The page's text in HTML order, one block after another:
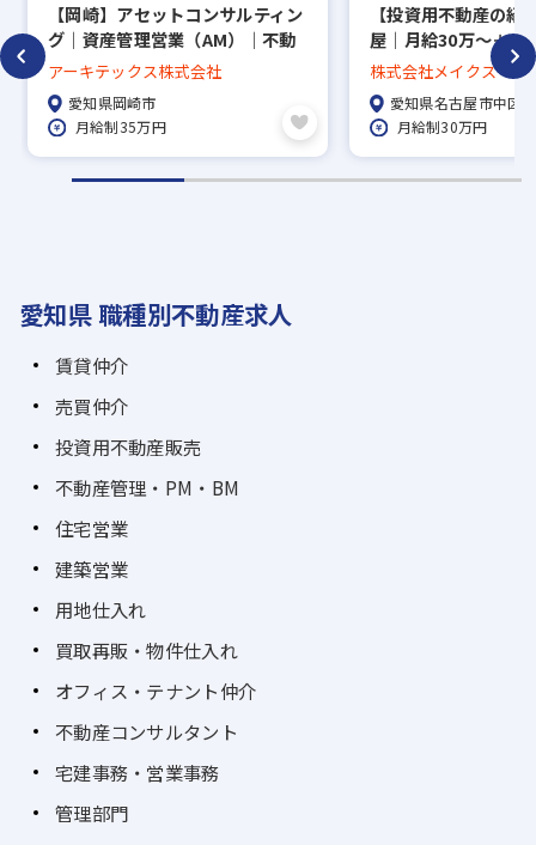
【岡崎】アセットコンサルティン
グ｜資産管理営業（AM）｜不動
産コンサルタントとして成長出来
る環境
アーキテックス株式会社
愛知県岡崎市
月給制35万円
【投資用不動産の紹
屋｜月給30万～＋イ
｜土日祝休｜未経験
合格祝金100万円あ
株式会社メイクス
愛知県名古屋市中区
月給制30万円
愛知県 職種別不動産求人
賃貸仲介
売買仲介
投資用不動産販売
不動産管理・PM・BM
住宅営業
建築営業
用地仕入れ
買取再販・物件仕入れ
オフィス・テナント仲介
不動産コンサルタント
宅建事務・営業事務
管理部門